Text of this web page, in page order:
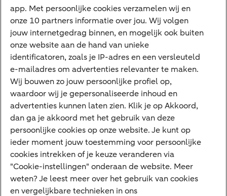
Tikkie
Apple Pay
Google Pay
Veilig bankieren
Meest gezocht
Hypotheek berekenen
E.dentifier
Jaaroverzicht
Rood staan
app. Met persoonlijke cookies verzamelen wij en
onze 10 partners informatie over jou. Wij volgen
jouw internetgedrag binnen, en mogelijk ook buiten
onze website aan de hand van unieke
identificatoren, zoals je IP-adres en een versleuteld
e-mailadres om advertenties relevanter te maken.
Wij bouwen zo jouw persoonlijke profiel op,
waardoor wij je gepersonaliseerde inhoud en
advertenties kunnen laten zien. Klik je op Akkoord,
dan ga je akkoord met het gebruik van deze
persoonlijke cookies op onze website. Je kunt op
ieder moment jouw toestemming voor persoonlijke
cookies intrekken of je keuze veranderen via
"Cookie-instellingen" onderaan de website. Meer
weten? Je leest meer over het gebruik van cookies
en vergelijkbare technieken in ons